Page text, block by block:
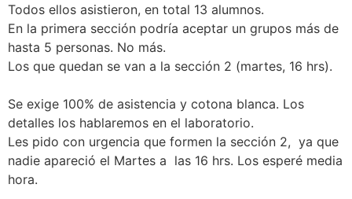
Todos ellos asistieron, en total 13 alumnos.
En la primera sección podría aceptar un grupos más de
hasta 5 personas. No más.
Los que quedan se van a la sección 2 (martes, 16 hrs).
Se exige 100% de asistencia y cotona blanca. Los
detalles los hablaremos en el laboratorio.
Les pido con urgencia que formen la sección 2, ya que
nadie apareció el Martes a las 16 hrs. Los esperé media
hora.